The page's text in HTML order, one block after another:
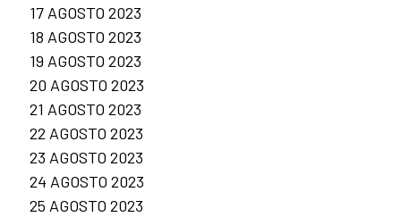
17 AGOSTO 2023
18 AGOSTO 2023
19 AGOSTO 2023
20 AGOSTO 2023
21 AGOSTO 2023
22 AGOSTO 2023
23 AGOSTO 2023
24 AGOSTO 2023
25 AGOSTO 2023